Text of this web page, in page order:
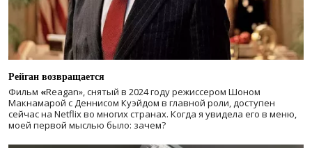
Рейган возвращается
Фильм «Reagan», снятый в 2024 годурежиссером Шоном
Макнамарой с Деннисом Куэйдом в главной роли, доступен
сейчас на Netflix во многих странах. Когда я увидела его в меню,
моей первой мыслью было: зачем?